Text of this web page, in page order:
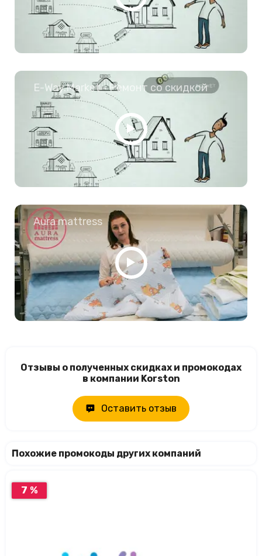
E-Way.Market - Ремонт со скидкой
Aura mattress
Отзывы о полученных скидках и промокодах
в компании Korston
Оставить отзыв
Похожие промокоды других компаний
7 %